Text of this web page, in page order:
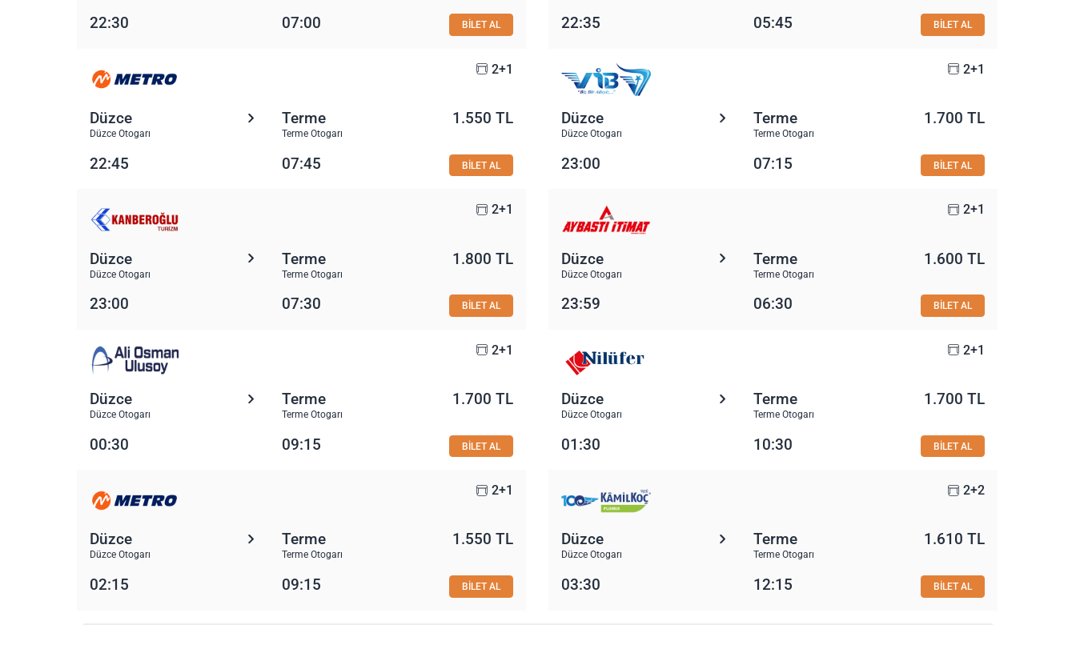
22:30 07:00 BİLET AL 22:35 05:45 BİLET AL
2+1
Düzce
Düzce Otogarı
Terme
Terme Otogarı
1.550 TL
22:45 07:45 BİLET AL
2+1
Düzce
Düzce Otogarı
Terme
Terme Otogarı
1.700 TL
23:00 07:15 BİLET AL
2+1
Düzce
Düzce Otogarı
Terme
Terme Otogarı
1.800 TL
23:00 07:30 BİLET AL
2+1
Düzce
Düzce Otogarı
Terme
Terme Otogarı
1.600 TL
23:59 06:30 BİLET AL
2+1
Düzce
Düzce Otogarı
Terme
Terme Otogarı
1.700 TL
00:30 09:15 BİLET AL
2+1
Düzce
Düzce Otogarı
Terme
Terme Otogarı
1.700 TL
01:30 10:30 BİLET AL
2+1
Düzce
Düzce Otogarı
Terme
Terme Otogarı
1.550 TL
02:15 09:15 BİLET AL
2+2
Düzce
Düzce Otogarı
Terme
Terme Otogarı
1.610 TL
03:30 12:15 BİLET AL